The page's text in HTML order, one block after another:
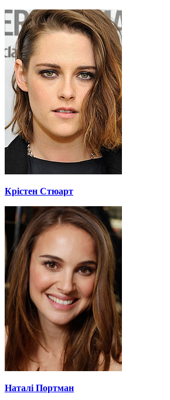
Крістен Стюарт
Наталі Портман